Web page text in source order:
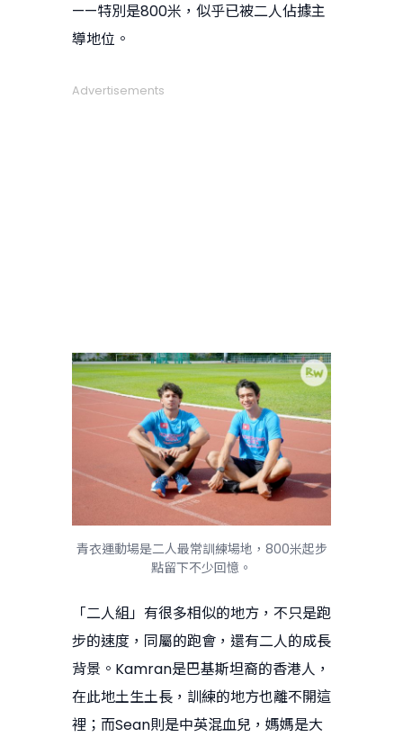
——特別是800米，似乎已被二人佔據主
導地位。
Advertisements
青衣運動場是二人最常訓練場地，800米起步
點留下不少回憶。
「二人組」有很多相似的地方，不只是跑
步的速度，同屬的跑會，還有二人的成長
背景。Kamran是巴基斯坦裔的香港人，
在此地土生土長，訓練的地方也離不開這
裡；而Sean則是中英混血兒，媽媽是大